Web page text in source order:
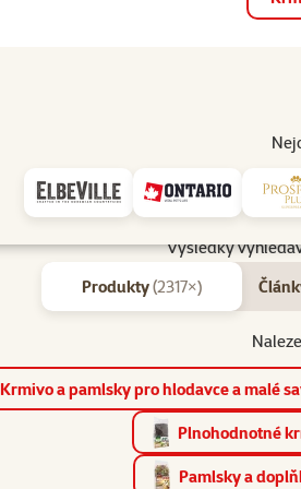
Výsledky
Produkty(2317×)
Krmivo a pamlsky pro hlodavce a malé
Plnohodnotné
Pamlsky a